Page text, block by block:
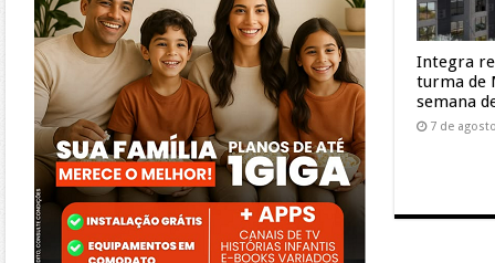
Integra
turma de
semana
7 de